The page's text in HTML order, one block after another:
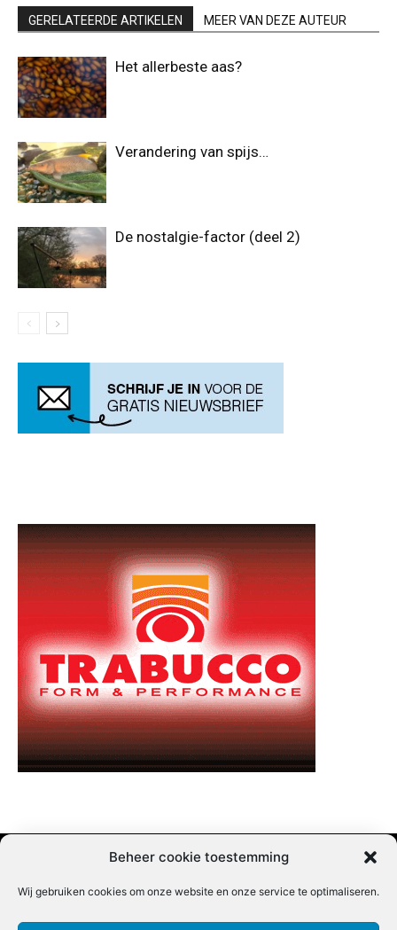
Beheer cookie toestemming
Wij gebruiken cookies om onze website en onze service te optimaliseren.
GERELATEERDE ARTIKELEN MEER VAN DEZE AUTEUR
Het allerbeste aas?
Verandering van spijs…
De nostalgie-factor (deel 2)